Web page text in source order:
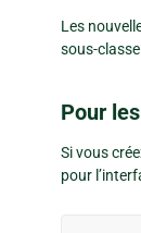
Les
sous-classe
Pour
Si vous
pour